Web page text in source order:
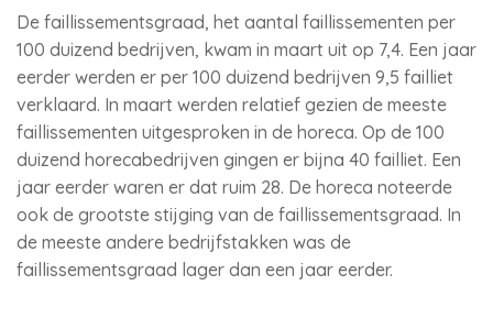
De faillissementsgraad, het aantal faillissementen per
100 duizend bedrijven, kwam in maart uit op 7,4. Een jaar
eerder werden er per 100 duizend bedrijven 9,5 failliet
verklaard. In maart werden relatief gezien de meeste
faillissementen uitgesproken in de horeca. Op de 100
duizend horecabedrijven gingen er bijna 40 failliet. Een
jaar eerder waren er dat ruim 28. De horeca noteerde
ook de grootste stijging van de faillissementsgraad. In
de meeste andere bedrijfstakken was de
faillissementsgraad lager dan een jaar eerder.